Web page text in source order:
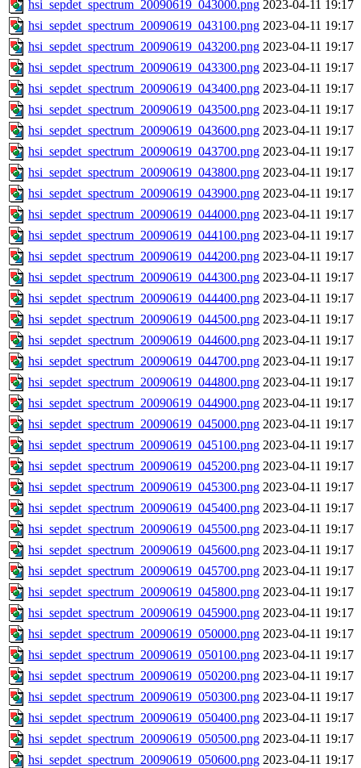
hsi_sepdet_spectrum_20090619_043000.png 2023-04-11 19:17
hsi_sepdet_spectrum_20090619_043100.png 2023-04-11 19:17
hsi_sepdet_spectrum_20090619_043200.png 2023-04-11 19:17
hsi_sepdet_spectrum_20090619_043300.png 2023-04-11 19:17
hsi_sepdet_spectrum_20090619_043400.png 2023-04-11 19:17
hsi_sepdet_spectrum_20090619_043500.png 2023-04-11 19:17
hsi_sepdet_spectrum_20090619_043600.png 2023-04-11 19:17
hsi_sepdet_spectrum_20090619_043700.png 2023-04-11 19:17
hsi_sepdet_spectrum_20090619_043800.png 2023-04-11 19:17
hsi_sepdet_spectrum_20090619_043900.png 2023-04-11 19:17
hsi_sepdet_spectrum_20090619_044000.png 2023-04-11 19:17
hsi_sepdet_spectrum_20090619_044100.png 2023-04-11 19:17
hsi_sepdet_spectrum_20090619_044200.png 2023-04-11 19:17
hsi_sepdet_spectrum_20090619_044300.png 2023-04-11 19:17
hsi_sepdet_spectrum_20090619_044400.png 2023-04-11 19:17
hsi_sepdet_spectrum_20090619_044500.png 2023-04-11 19:17
hsi_sepdet_spectrum_20090619_044600.png 2023-04-11 19:17
hsi_sepdet_spectrum_20090619_044700.png 2023-04-11 19:17
hsi_sepdet_spectrum_20090619_044800.png 2023-04-11 19:17
hsi_sepdet_spectrum_20090619_044900.png 2023-04-11 19:17
hsi_sepdet_spectrum_20090619_045000.png 2023-04-11 19:17
hsi_sepdet_spectrum_20090619_045100.png 2023-04-11 19:17
hsi_sepdet_spectrum_20090619_045200.png 2023-04-11 19:17
hsi_sepdet_spectrum_20090619_045300.png 2023-04-11 19:17
hsi_sepdet_spectrum_20090619_045400.png 2023-04-11 19:17
hsi_sepdet_spectrum_20090619_045500.png 2023-04-11 19:17
hsi_sepdet_spectrum_20090619_045600.png 2023-04-11 19:17
hsi_sepdet_spectrum_20090619_045700.png 2023-04-11 19:17
hsi_sepdet_spectrum_20090619_045800.png 2023-04-11 19:17
hsi_sepdet_spectrum_20090619_045900.png 2023-04-11 19:17
hsi_sepdet_spectrum_20090619_050000.png 2023-04-11 19:17
hsi_sepdet_spectrum_20090619_050100.png 2023-04-11 19:17
hsi_sepdet_spectrum_20090619_050200.png 2023-04-11 19:17
hsi_sepdet_spectrum_20090619_050300.png 2023-04-11 19:17
hsi_sepdet_spectrum_20090619_050400.png 2023-04-11 19:17
hsi_sepdet_spectrum_20090619_050500.png 2023-04-11 19:17
hsi_sepdet_spectrum_20090619_050600.png 2023-04-11 19:17